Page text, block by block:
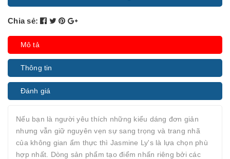
Chia sẻ:
Mô tả
Thông tin
Đánh giá
Nếu bạn là người yêu thích những kiểu dáng đơn giản
nhưng vẫn giữ nguyên vẹn sự sang trọng và trang nhã
của không gian ẩm thực thì Jasmine Ly's là lựa chọn phù
hợp nhất. Dòng sản phẩm tạo điểm nhấn riêng bởi các